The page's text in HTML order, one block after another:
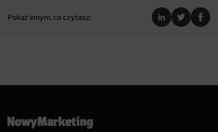
Pokaż innym, co czytasz: